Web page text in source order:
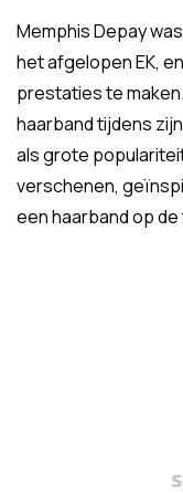
Memphis Depay
het afgelopen EK,
prestaties te
haarband tijdens
als grote
verschenen,
een haarband op